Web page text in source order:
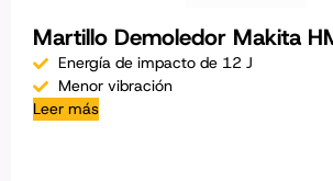
Martillo Demoledor Makita
Energía de impacto de 12 J
Menor vibración
Leer más